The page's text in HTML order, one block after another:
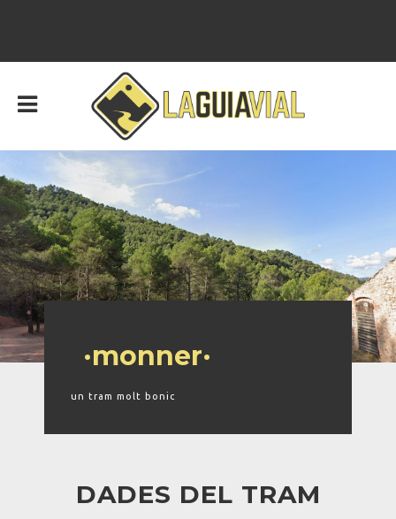
·monner·
un tram molt bonic
DADES DEL TRAM